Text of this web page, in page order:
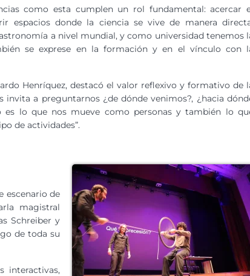
como esta cumplen un rol fundamental: acercar
espacios donde la ciencia se vive de manera
a nivel mundial, y como universidad tenemos
se exprese en la formación y en el vínculo con
Henríquez, destacó el valor reflexivo y formativo de
a preguntarnos ¿de dónde venimos?, ¿hacia
es lo que nos mueve como personas y también lo
de actividades”.
escenario de
magistral
Schreiber y
de toda su
interactivas,